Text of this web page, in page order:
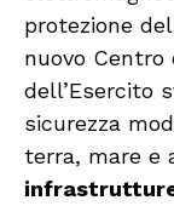
protezione
nuovo Centro
dell’Esercito
sicurezza
terra, mare e